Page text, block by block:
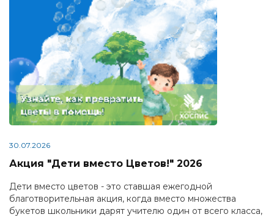
30.07.2026
Акция "Дети вместо Цветов!" 2026
Дети вместо цветов - это ставшая ежегодной
благотворительная акция, когда вместо множества
букетов школьники дарят учителю один от всего класса,